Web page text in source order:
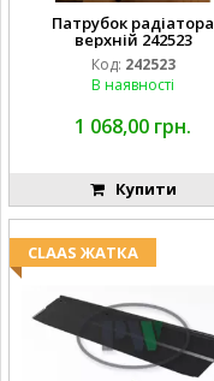
Патрубок радіатора
верхній 242523
Код: 242523
В наявності
1 068,00 грн.
Купити
CLAAS ЖАТКА